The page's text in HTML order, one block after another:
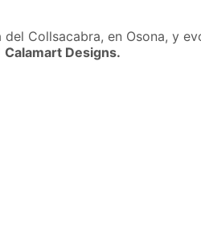
Collsacabra, en Osona, y
Calamart Designs.